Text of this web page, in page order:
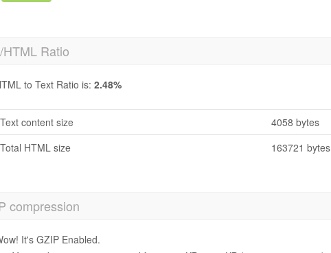
HTML Ratio
to Text Ratio is: 2.48%
Text content size
4058 bytes
Total HTML size
163721 bytes
compression
It's GZIP Enabled.